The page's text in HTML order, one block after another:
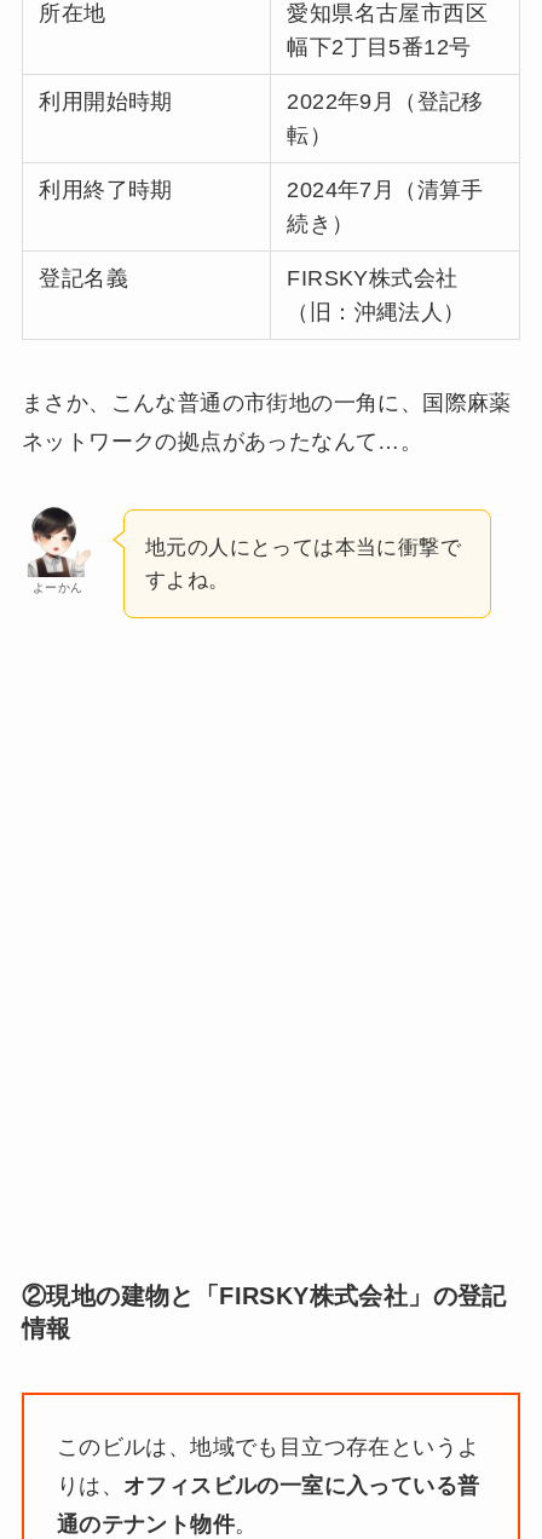
所在地
愛知県名古屋市西区
幅下2丁目5番12号
利用開始時期
2022年9月（登記移
転）
利用終了時期
2024年7月（清算手
続き）
登記名義
FIRSKY株式会社
（旧：沖縄法人）
まさか、こんな普通の市街地の一角に、国際麻薬
ネットワークの拠点があったなんて…。
よーかん
地元の人にとっては本当に衝撃で
すよね。
②現地の建物と「FIRSKY株式会社」の登記
情報
このビルは、地域でも目立つ存在というよ
りは、 オフィスビルの一室に入っている普
通のテナント物件。